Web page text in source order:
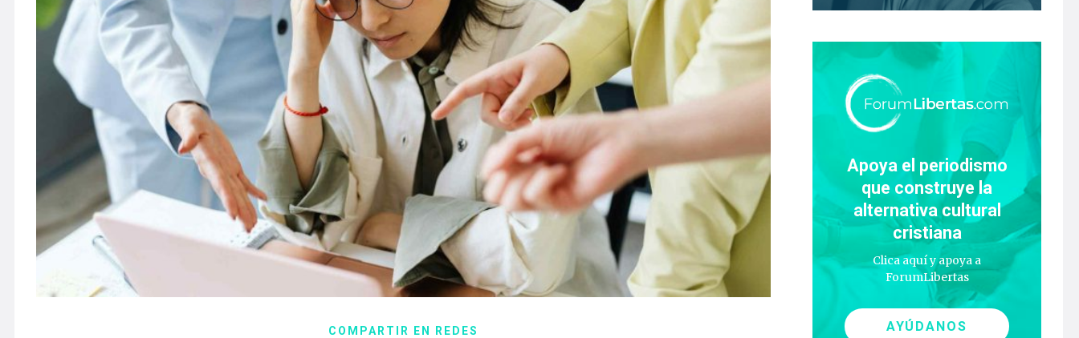
COMPARTIR EN REDES
Apoya el periodismo
que construye la
alternativa cultural
cristiana
Clica aquí y apoya a
ForumLibertas
AYÚDANOS